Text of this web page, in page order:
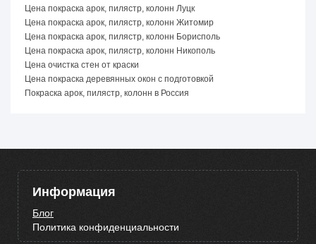
Цена покраска арок, пилястр, колонн Луцк
Цена покраска арок, пилястр, колонн Житомир
Цена покраска арок, пилястр, колонн Борисполь
Цена покраска арок, пилястр, колонн Никополь
Цена очистка стен от краски
Цена покраска деревянных окон с подготовкой
Покраска арок, пилястр, колонн в Россия
Информация
Блог
Политика конфиденциальности